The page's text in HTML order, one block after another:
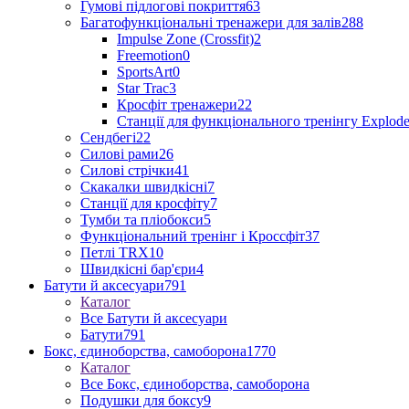
Гумові підлогові покриття63
Багатофункціональні тренажери для залів288
Impulse Zone (Crossfit)2
Freemotion0
SportsArt0
Star Trac3
Кросфіт тренажери22
Станції для функціонального тренінгу Explode
Сендбегі22
Силові рами26
Силові стрічки41
Скакалки швидкісні7
Станції для кросфіту7
Тумби та пліобокси5
Функціональний тренінг і Кроссфіт37
Петлі TRX10
Швидкісні бар'єри4
Батути й аксесуари791
Каталог
Все Батути й аксесуари
Батути791
Бокс, єдиноборства, самоборона1770
Каталог
Все Бокс, єдиноборства, самоборона
Подушки для боксу9